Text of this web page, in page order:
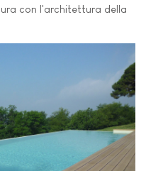
con l'architettura della